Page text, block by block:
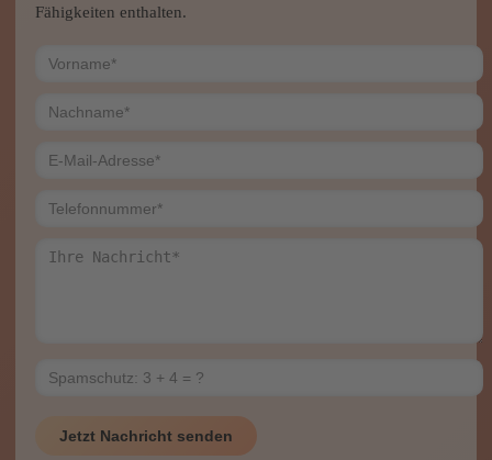
Fähigkeiten enthalten.
Jetzt Nachricht senden